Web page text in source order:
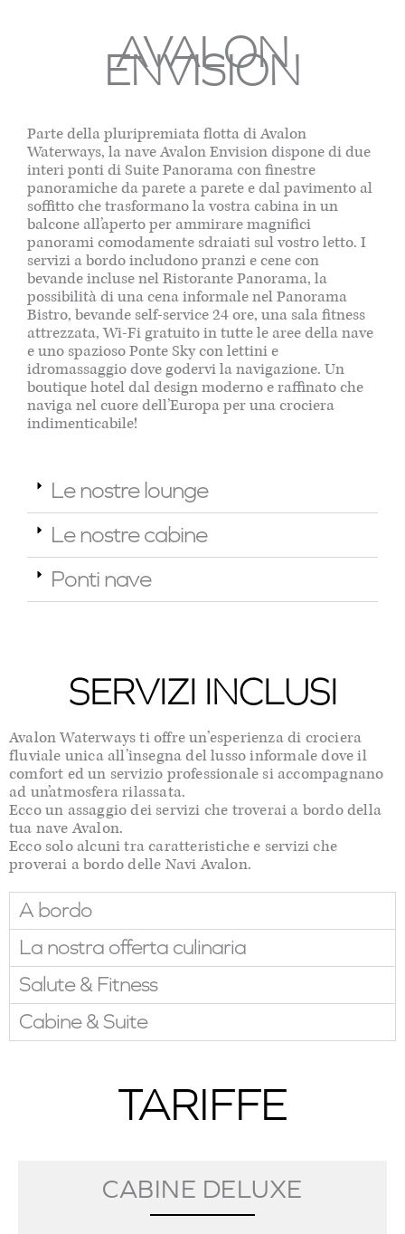
AVALON
ENVISION
Parte della pluripremiata flotta di Avalon
Waterways, la nave Avalon Envision dispone di due
interi ponti di Suite Panorama con finestre
panoramiche da parete a parete e dal pavimento al
soffitto che trasformano la vostra cabina in un
balcone all’aperto per ammirare magnifici
panorami comodamente sdraiati sul vostro letto. I
servizi a bordo includono pranzi e cene con
bevande incluse nel Ristorante Panorama, la
possibilità di una cena informale nel Panorama
Bistro, bevande self-service 24 ore, una sala fitness
attrezzata, Wi-Fi gratuito in tutte le aree della nave
e uno spazioso Ponte Sky con lettini e
idromassaggio dove godervi la navigazione. Un
boutique hotel dal design moderno e raffinato che
naviga nel cuore dell’Europa per una crociera
indimenticabile!
Le nostre lounge
Le nostre cabine
Ponti nave
SERVIZI INCLUSI
Avalon Waterways ti offre un’esperienza di crociera
fluviale unica all’insegna del lusso informale dove il
comfort ed un servizio professionale si accompagnano
ad un’atmosfera rilassata.
Ecco un assaggio dei servizi che troverai a bordo della
tua nave Avalon.
Ecco solo alcuni tra caratteristiche e servizi che
proverai a bordo delle Navi Avalon.
A bordo
La nostra offerta culinaria
Salute & Fitness
Cabine & Suite
TARIFFE
CABINE DELUXE